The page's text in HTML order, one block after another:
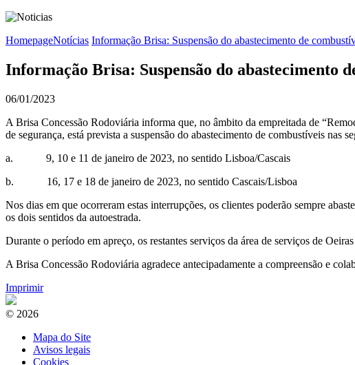
HomepageNotícias Informação Brisa: Suspensão do abastecimento de
Informação Brisa: Suspensão do abastecimento
06/01/2023
A Brisa Concessão Rodoviária informa que, no âmbito da empreitada de
de segurança, está prevista a suspensão do abastecimento de combustíveis nas
a. 9, 10 e 11 de janeiro de 2023, no sentido Lisboa/Cascais
b. 16, 17 e 18 de janeiro de 2023, no sentido Cascais/Lisboa
Nos dias em que ocorreram estas interrupções, os clientes poderão sempre
os dois sentidos da autoestrada.
Durante o período em apreço, os restantes serviços da área de serviços de
A Brisa Concessão Rodoviária agradece antecipadamente a compreensão e
Imprimir
© 2026
Mapa do Site
Avisos legais
Cookies